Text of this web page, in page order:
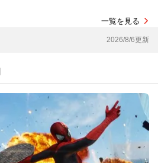
一覧を見る
2026/8/6更新